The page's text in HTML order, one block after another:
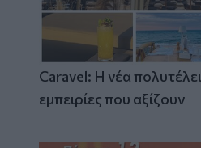
Caravel: Η νέα
εμπειρίες που αξίζουν